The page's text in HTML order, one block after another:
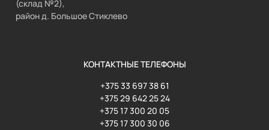
(склад №2),
район д. Большое Стиклево
КОНТАКТНЫЕ ТЕЛЕФОНЫ
+375 33 697 38 61
+375 29 642 25 24
+375 17 300 20 05
+375 17 300 30 06